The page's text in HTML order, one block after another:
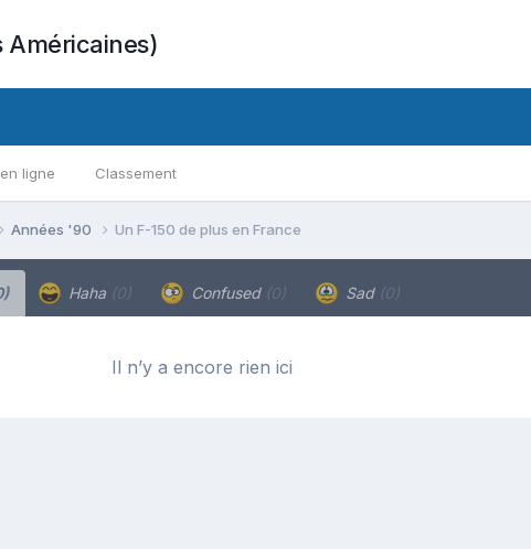
Américaines)
ligne Classement
Années '90 Un F-150 de plus en France
Haha (0) Confused (0) Sad (0)
Il n’y a encore rien ici